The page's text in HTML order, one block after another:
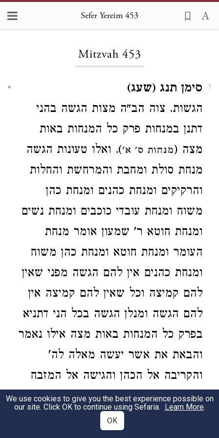
Sefer Yereim 453
Mitzvah 453
1
סימן תנג (שעג)
הגשות. צוה הב"ה מצות הגשה בהני
דתנן במנחות פרק כל המנחות באות
מצה (מנחות ס' א'). ואלו טעונות הגשה
מנחת סולת ומחבת והמרחשת והחלות
והרקיקים ומנחת כהנים ומנחת כהן
משוח ומנחת עובדי כוכבים ומנחת נשים
ומנחת חוטא ר' שמעון אומר מנחת
העומר ומנחת חוטא ומנחת כהן משוח
ומנחת כהנים אין להם הגשה מפני שאין
להם קמיצה וכל שאין להם קמיצה אין
להם הגשה ומנלן הגשה בכל הני דתניא
בפרק כל המנחות באות מצה אילו נאמר
והבאת את אשר יעשה מאלה לה'
והקריבה אל הכהן והגישה אל המזבח
הייתי אומר אין לך שטעון הגשה אלא
קומץ בלבד ומנין שאר מנחה ת"ל
We use cookies to give you the best experience possible on
our site. Click OK to continue using Sefaria. Learn More.
OK